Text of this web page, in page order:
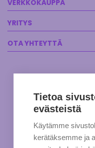
VERKKOKAUPPA
YRITYS
OTA YHTEYTTÄ
Tietoa
evästeistä
Käytämme
kerätäksemme ja